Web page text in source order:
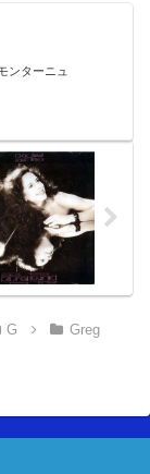
ンターニュ
G
Greg